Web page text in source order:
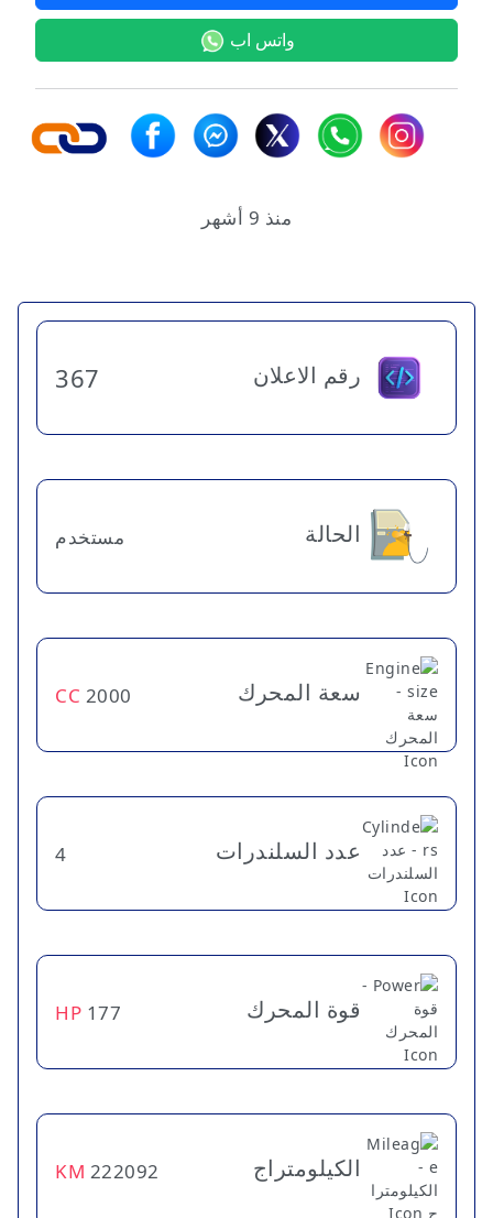
واتس اب
منذ 9 أشهر
رقم الاعلان 367
الحالة مستخدم
سعة المحرك 2000
CC
عدد السلندرات 4
قوة المحرك 177
HP
الكيلومتراج 222092
KM